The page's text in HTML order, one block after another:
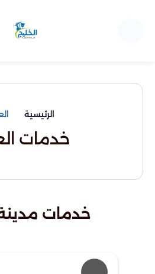
الرئيسية
خدمات
خدمات